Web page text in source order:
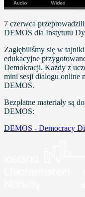
7 czerwca
DEMOS dla Instytutu
Zagłębiliśmy się w
edukacyjne
Demokracji. Każdy z
mini sesji dialogu online
DEMOS.
Bezpłatne materiały są
DEMOS:
DEMOS - Democracy